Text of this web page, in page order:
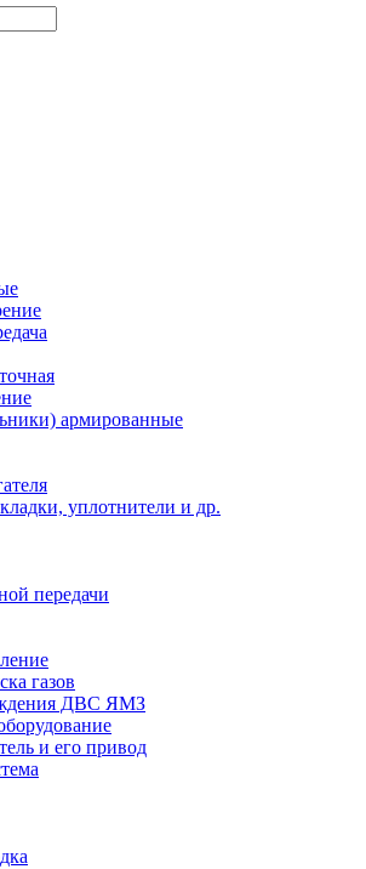
армированные
уплотнители и др.
передачи
газов
ДВС ЯМЗ
и его привод